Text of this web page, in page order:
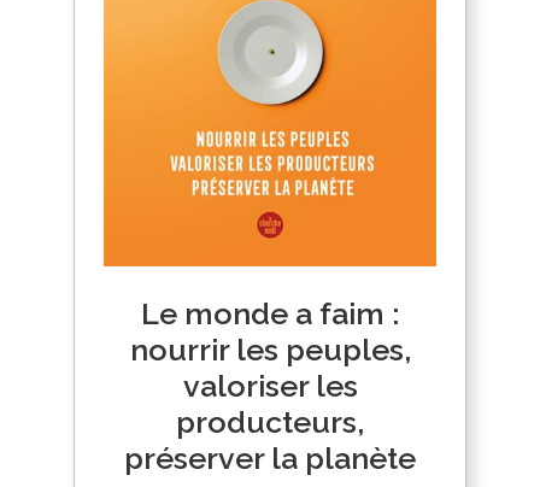
Le monde a faim :
nourrir les peuples,
valoriser les
producteurs,
préserver la planète